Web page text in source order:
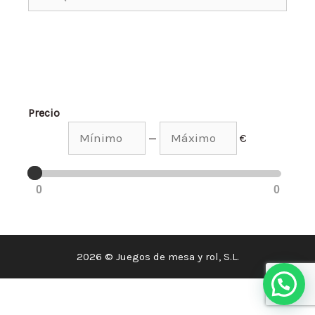
Precio
— €
0 0
2026 © Juegos de mesa y rol, S.L.